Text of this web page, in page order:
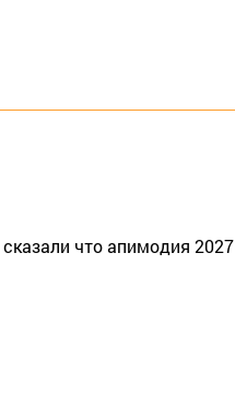
что апимодия 2027